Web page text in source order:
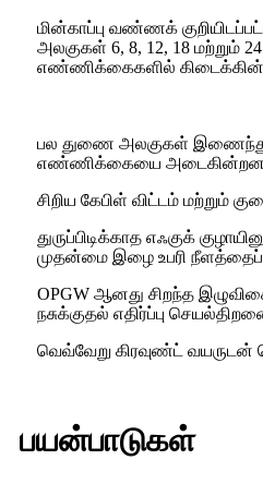
மின்காப்பு வண்ணக்
அலகுகள் 6, 8, 12, 18 மற்றும்
எண்ணிக்கைகளில்
பல துணை அலகுகள் இணைந்து
எண்ணிக்கையை
சிறிய கேபிள் விட்டம் மற்றும்
துருப்பிடிக்காத எஃகுக்
முதன்மை இழை உபரி நீளத்தைப்
OPGW ஆனது சிறந்த
நசுக்குதல் எதிர்ப்பு
வெவ்வேறு கிரவுண்ட் வயருடன்
பயன்பாடுகள்